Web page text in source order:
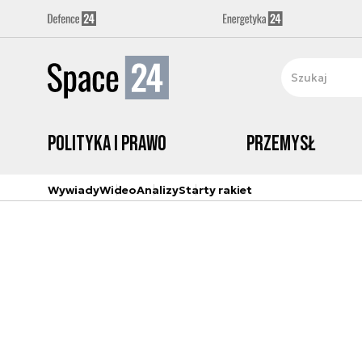
Polityka i prawo Przemysł
WywiadyWideoAnalizyStarty rakiet